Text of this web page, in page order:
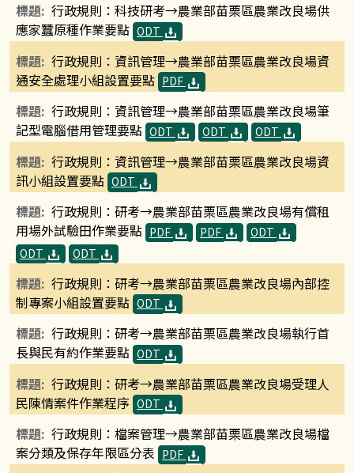
行政規則：科技研考→農業部苗栗區農業改良場供
應家蠶原種作業要點 ODT
行政規則：資訊管理→農業部苗栗區農業改良場資
通安全處理小組設置要點 PDF
行政規則：資訊管理→農業部苗栗區農業改良場筆
記型電腦借用管理要點 ODT ODT ODT
行政規則：資訊管理→農業部苗栗區農業改良場資
訊小組設置要點 ODT
行政規則：研考→農業部苗栗區農業改良場有償租
用場外試驗田作業要點 PDF PDF
ODT
ODT
ODT
行政規則：研考→農業部苗栗區農業改良場內部控
制專案小組設置要點 ODT
行政規則：研考→農業部苗栗區農業改良場執行首
長與民有約作業要點 ODT
行政規則：研考→農業部苗栗區農業改良場受理人
民陳情案件作業程序 ODT
行政規則：檔案管理→農業部苗栗區農業改良場檔
案分類及保存年限區分表 PDF